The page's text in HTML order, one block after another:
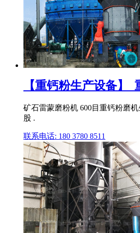
【重钙粉生产设备】
矿石雷蒙磨粉机 600目重钙粉磨
股 .
联系电话: 180 3780 8511